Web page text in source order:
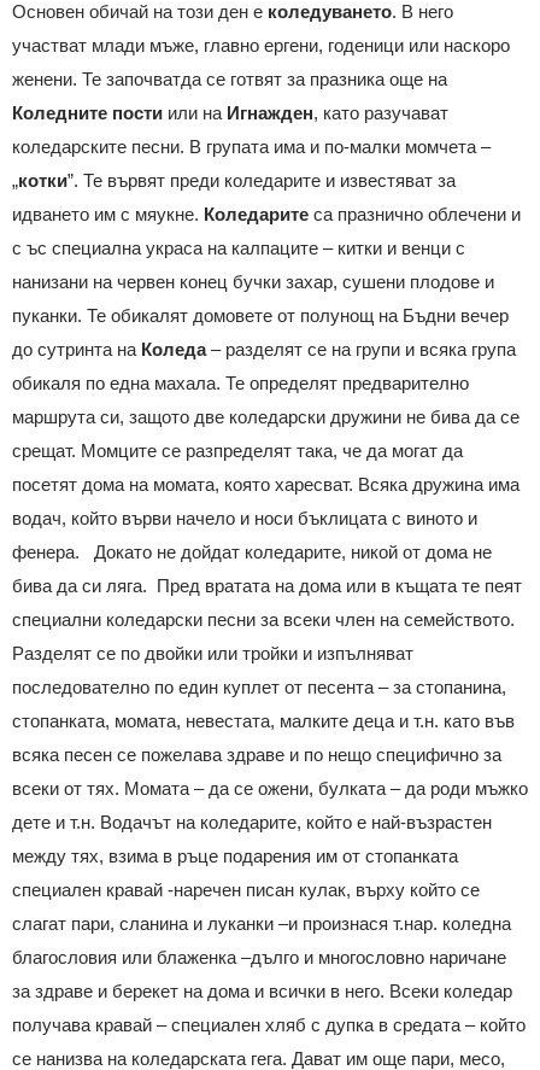
Основен обичай на този ден е коледуването. В него
участват млади мъже, главно ергени, годеници или наскоро
женени. Те започватда се готвят за празника още на
Коледните пости или на Игнажден, като разучават
коледарските песни. В групата има и по-малки момчета –
„котки”. Те вървят преди коледарите и известяват за
идването им с мяукне. Коледарите са празнично облечени и
с ъс специална украса на калпаците – китки и венци с
нанизани на червен конец бучки захар, сушени плодове и
пуканки. Те обикалят домовете от полунощ на Бъдни вечер
до сутринта на Коледа– разделят се на групи и всяка група
обикаля по една махала. Те определят предварително
маршрута си, защото две коледарски дружини не бива да се
срещат. Момците се разпределят така, че да могат да
посетят дома на момата, която харесват. Всяка дружина има
водач, който върви начело и носи бъклицата с виното и
фенера. Докато не дойдат коледарите, никой от дома не
бива да си ляга. Пред вратата на дома или в къщата те пеят
специални коледарски песни за всеки член на семейството.
Разделят се по двойки или тройки и изпълняват
последователно по един куплет от песента – за стопанина,
стопанката, момата, невестата, малките деца и т.н. като във
всяка песен се пожелава здраве и по нещо специфично за
всеки от тях. Момата – да се ожени, булката – да роди мъжко
дете и т.н. Водачът на коледарите, който е най-възрастен
между тях, взима в ръце подарения им от стопанката
специален кравай -наречен писан кулак, върху който се
слагат пари, сланина и луканки –и произнася т.нар. коледна
благословия или блаженка –дълго и многословно наричане
за здраве и берекет на дома и всички в него. Всеки коледар
получава кравай – специален хляб с дупка в средата – който
се нанизва на коледарската гега. Дават им още пари, месо,